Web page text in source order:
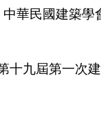
中華民國建築學
十九屆第一次